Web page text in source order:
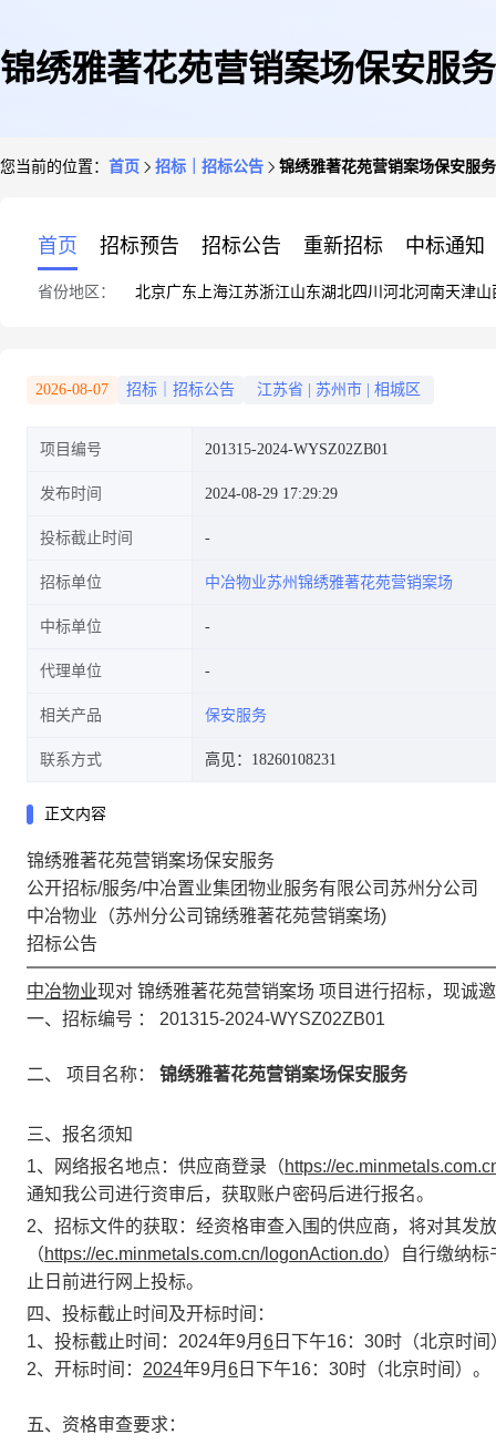
锦绣雅著花苑营销案场保安服务
您当前的位置： 首页 招标｜招标公告 锦绣雅著花苑营销案场保安服务
首页 招标预告 招标公告 重新招标 中标通知
省份地区： 北京广东 上海江苏浙江山东湖北四川 河北河南天津山
2026-08-07 招标｜招标公告 江苏省 苏州市 相城区
项目编号 201315-2024-WYSZ02ZB01
发布时间 2024-08-29 17:29:29
投标截止时间
招标单位 中冶物业苏州锦绣雅著花苑营销案场
中标单位
代理单位
相关产品 保安服务
联系方式 高见：18260108231
正文内容
锦绣雅著花苑营销案场保安服务
公开招标/服务/中冶置业集团物业服务有限公司苏州分公司
中冶物业（苏州 分公司锦绣雅著花苑营销案场)
招标公告
中冶物业现对 锦绣雅著花苑营销案场 项目进行招标，现诚
一、招标编号 ： 201315-2024-WYSZ02ZB01
二、 项目名称： 锦绣雅著花苑营销案场保安服务
三、 报名须知
1、网络报名地点：供应商登录（https://
通知我公司进行资审后，获取账户密码后进行报名。
2、招标文件的获取：经资格审查入围的供应商，将对其发
（https://ec.minmetals.com.cn/logonAction.do）自行缴纳标
止日前进行网上投标。
四、 投标截止时间及开标时间：
1、 投标截止时间： 2024年9月 6 日下午16：30时（北京时间
2、开标时间： 2024年9月 6 日下午16：30时 （北京时间）。
五、资格审查要求：